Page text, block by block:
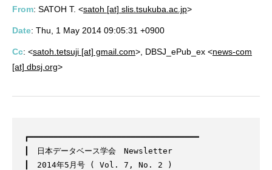
From: SATOH T. <satoh [at] slis.tsukuba.ac.jp>
Date: Thu, 1 May 2014 09:05:31 +0900
Cc: <satoh.tetsuji [at] gmail.com>, DBSJ_ePub_ex <news-com
[at] dbsj.org>
┏━━━━━━━━━━━━━━━━━━━━━━━━━━━━━━━━━━━
┃　日本データベース学会　Newsletter
┃　2014年5月号 ( Vol. 7, No. 2 )